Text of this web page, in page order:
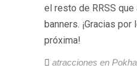
el resto de RRSS
banners. ¡Gracias por
próxima!
atracciones en